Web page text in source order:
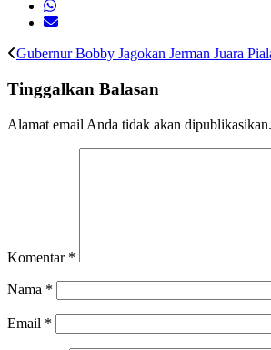
Gubernur Bobby Jagokan Jerman Juara
Tinggalkan Balasan
Alamat email Anda tidak akan dipublikasikan.
Komentar *
Nama *
Email *